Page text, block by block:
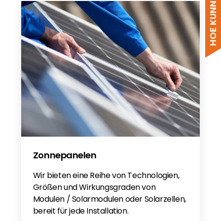
Zonnepanelen
Wir bieten eine Reihe von Technologien,
Größen und Wirkungsgraden von
Modulen / Solarmodulen oder Solarzellen,
bereit für jede Installation.